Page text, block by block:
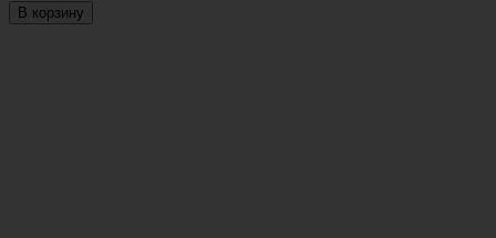
В корзину